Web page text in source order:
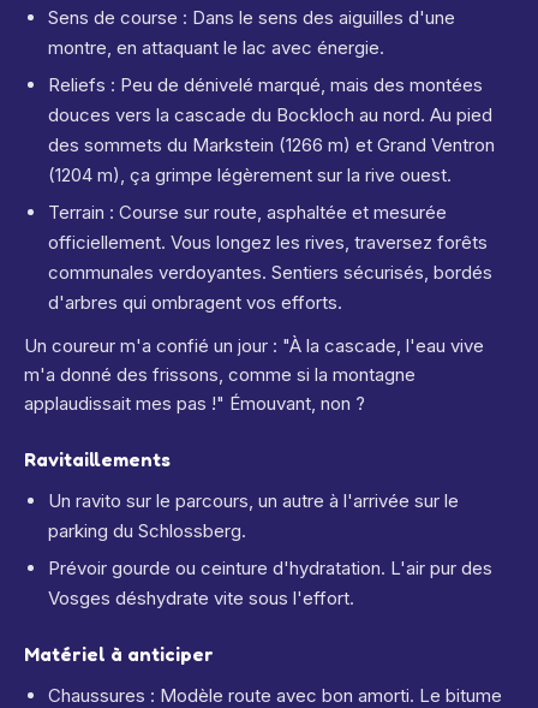
Sens de course : Dans le sens des aiguilles d'une
montre, en attaquant le lac avec énergie.
Reliefs : Peu de dénivelé marqué, mais des montées
douces vers la cascade du Bockloch au nord. Au pied
des sommets du Markstein (1266 m) et Grand Ventron
(1204 m), ça grimpe légèrement sur la rive ouest.
Terrain : Course sur route, asphaltée et mesurée
officiellement. Vous longez les rives, traversez forêts
communales verdoyantes. Sentiers sécurisés, bordés
d'arbres qui ombragent vos efforts.
Un coureur m'a confié un jour : "À la cascade, l'eau vive
m'a donné des frissons, comme si la montagne
applaudissait mes pas !" Émouvant, non ?
Ravitaillements
Un ravito sur le parcours, un autre à l'arrivée sur le
parking du Schlossberg.
Prévoir gourde ou ceinture d'hydratation. L'air pur des
Vosges déshydrate vite sous l'effort.
Matériel à anticiper
Chaussures : Modèle route avec bon amorti. Le bitume